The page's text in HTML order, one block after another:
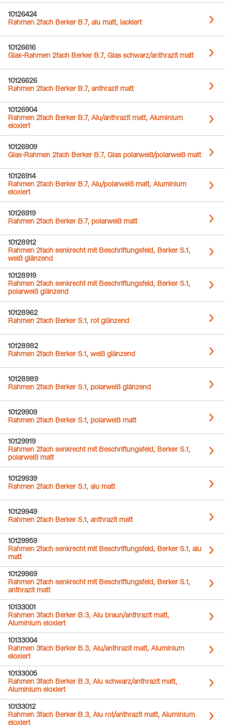
10126424
Rahmen 2fach Berker B.7, alu matt, lackiert
10126616
Glas-Rahmen 2fach Berker B.7, Glas schwarz/anthrazit matt
10126626
Rahmen 2fach Berker B.7, anthrazit matt
10126904
Rahmen 2fach Berker B.7, Alu/anthrazit matt, Aluminium
eloxiert
10126909
Glas-Rahmen 2fach Berker B.7, Glas polarweiß/polarweiß matt
10126914
Rahmen 2fach Berker B.7, Alu/polarweiß matt, Aluminium
eloxiert
10126919
Rahmen 2fach Berker B.7, polarweiß matt
10128912
Rahmen 2fach senkrecht mit Beschriftungsfeld, Berker S.1,
weiß glänzend
10128919
Rahmen 2fach senkrecht mit Beschriftungsfeld, Berker S.1,
polarweiß glänzend
10128962
Rahmen 2fach Berker S.1, rot glänzend
10128982
Rahmen 2fach Berker S.1, weiß glänzend
10128989
Rahmen 2fach Berker S.1, polarweiß glänzend
10129909
Rahmen 2fach Berker S.1, polarweiß matt
10129919
Rahmen 2fach senkrecht mit Beschriftungsfeld, Berker S.1,
polarweiß matt
10129939
Rahmen 2fach Berker S.1, alu matt
10129949
Rahmen 2fach Berker S.1, anthrazit matt
10129959
Rahmen 2fach senkrecht mit Beschriftungsfeld, Berker S.1, alu
matt
10129969
Rahmen 2fach senkrecht mit Beschriftungsfeld, Berker S.1,
anthrazit matt
10133001
Rahmen 3fach Berker B.3, Alu braun/anthrazit matt,
Aluminium eloxiert
10133004
Rahmen 3fach Berker B.3, Alu/anthrazit matt, Aluminium
eloxiert
10133005
Rahmen 3fach Berker B.3, Alu schwarz/anthrazit matt,
Aluminium eloxiert
10133012
Rahmen 3fach Berker B.3, Alu rot/anthrazit matt, Aluminium
eloxiert